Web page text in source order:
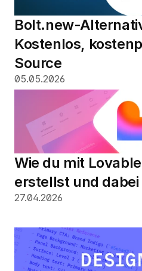
Bolt.new-
Kostenlos,
Source
05.05.2026
Wie du mit
erstellst und
27.04.2026